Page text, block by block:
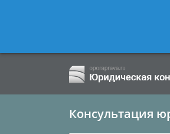
Консультация